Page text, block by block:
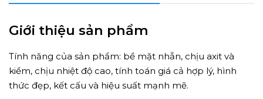
Giới thiệu sản phẩm
Tính năng của sản phẩm: bề mặt nhẵn, chịu axit và
kiềm, chịu nhiệt độ cao, tính toán giá cả hợp lý, hình
thức đẹp, kết cấu và hiệu suất mạnh mẽ.